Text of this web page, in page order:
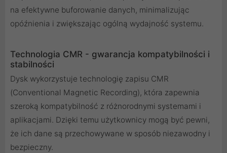
na efektywne buforowanie danych, minimalizując
opóźnienia i zwiększając ogólną wydajność systemu.
Technologia CMR - gwarancja kompatybilności i
stabilności
Dysk wykorzystuje technologię zapisu CMR
(Conventional Magnetic Recording), która zapewnia
szeroką kompatybilność z różnorodnymi systemami i
aplikacjami. Dzięki temu użytkownicy mogą być pewni,
że ich dane są przechowywane w sposób niezawodny i
bezpieczny.